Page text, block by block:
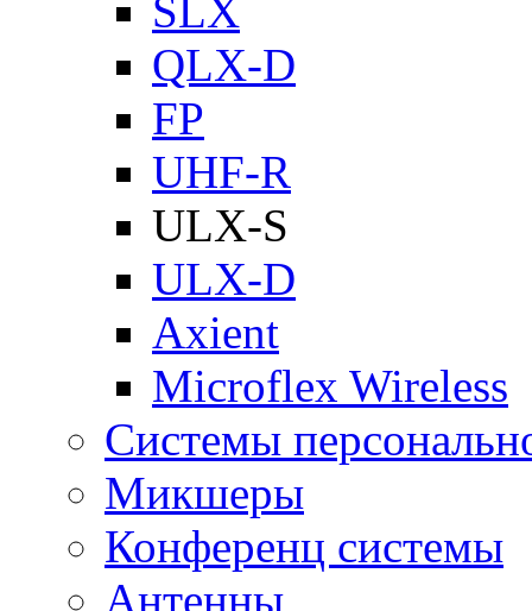
SLX
QLX-D
FP
UHF-R
ULX-S
ULX-D
Axient
Microflex Wireless
Системы
Микшеры
Конференц системы
Антенны